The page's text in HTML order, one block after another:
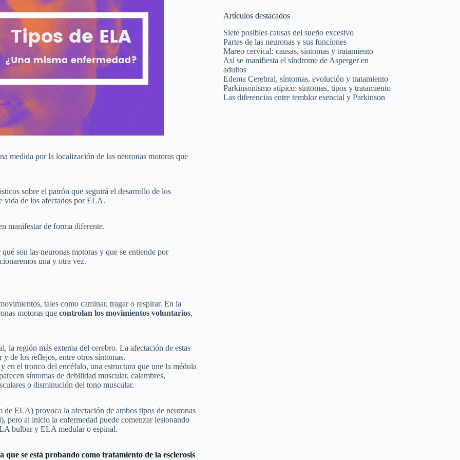
medida por la localización de las neuronas motoras que
sobre el patrón que seguirá el desarrollo de los
vida de los afectados por ELA.
manifestar de forma diferente.
son las neuronas motoras y que se entiende por
una y otra vez.
tales como caminar, tragar o respirar. En la
motoras que controlan los movimientos voluntarios,
la región más externa del cerebro. La afectación de estas
de los reflejos, entre otros síntomas.
en el tronco del encéfalo, una estructura que une la médula
síntomas de debilidad muscular, calambres,
o disminución del tono muscular.
ELA) provoca la afectación de ambos tipos de neuronas
pero al inicio la enfermedad puede comenzar lesionando
bulbar y ELA medular o espinal.
se está probando como tratamiento de la esclerosis
Artículos destacados
Siete posibles causas del sueño excesivo
Partes de las neuronas y sus funciones
Mareo cervical: causas, síntomas y tratamiento
Así se manifiesta el síndrome de Asperger en
adultos
Edema Cerebral, síntomas, evolución y tratamiento
Parkinsonismo atípico: síntomas, tipos y tratamiento
Las diferencias entre temblor esencial y Parkinson